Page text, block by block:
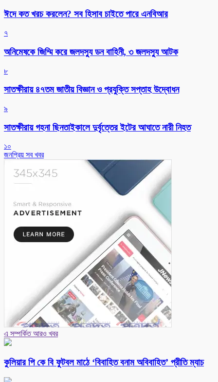
ঈদে কত খরচ করলেন? সব হিসাব চাইতে পারে এনবিআর
৭
অনিমেষকে জিম্মি করে জলদস্যু ডন বাহিনী, ৩ জলদস্যু আটক
৮
সাতক্ষীরায় ৪৭তম জাতীয় বিজ্ঞান ও প্রযুক্তি সপ্তাহ উদ্বোধন
৯
সাতক্ষীরায় গহনা ছিনতাইকালে দুর্বৃত্তের ইটের আঘাতে নারী নিহত
১০
জনপ্রিয় সব খবর
এ সম্পর্কিত আরও খবর
কুলিয়ার পি কে বি ফুটবল মাঠে ‘বিবাহিত বনাম অবিবাহিত’ প্রীতি ম্যাচ